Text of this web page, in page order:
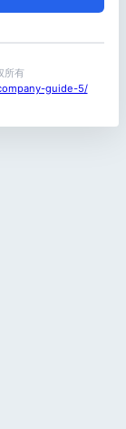
所有
guide-5/